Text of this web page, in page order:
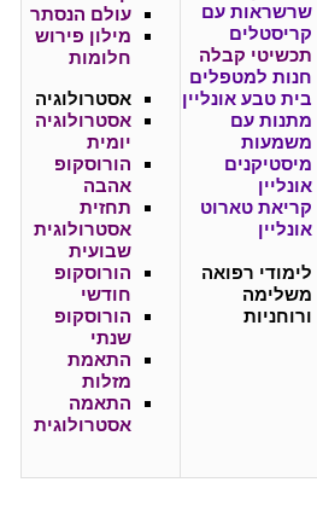
שרשראות עם
קריסטלים
תכשיטי קבלה
חנות למטפלים
בית טבע אונליין
מתנות עם
משמעות
מיסטיקנים
אונליין
קריאת טארוט
אונליין
לימודי רפואה
משלימה
ורוחניות
עולם הנסתר
מילון פירוש
חלומות
אסטרולוגיה
אסטרולוגיה
יומית
הורוסקופ
אהבה
תחזית
אסטרולוגית
שבועית
הורוסקופ
חודשי
הורוסקופ
שנתי
התאמת
מזלות
התאמה
אסטרולוגית